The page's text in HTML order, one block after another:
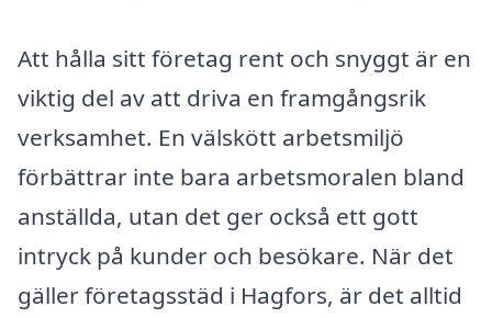
Att hålla sitt företag rent och snyggt är en
viktig del av att driva en framgångsrik
verksamhet. En välskött arbetsmiljö
förbättrar inte bara arbetsmoralen bland
anställda, utan det ger också ett gott
intryck på kunder och besökare. När det
gäller företagsstäd i Hagfors, är det alltid